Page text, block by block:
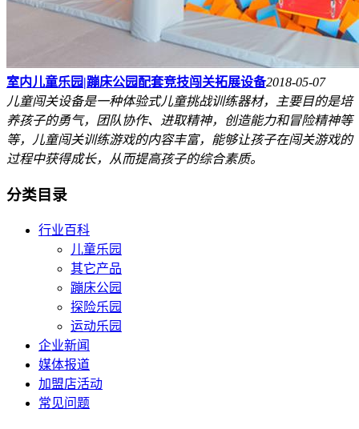
室内儿童乐园|蹦床公园配套竞技闯关拓展设备2018-05-07
儿童闯关设备是一种体验式儿童挑战训练器材，主要目的是培
养孩子的勇气，团队协作、进取精神，创造能力和冒险精神等
等，儿童闯关训练游戏的内容丰富，能够让孩子在闯关游戏的
过程中获得成长，从而提高孩子的综合素质。
分类目录
行业百科
儿童乐园
其它产品
蹦床公园
探险乐园
运动乐园
企业新闻
媒体报道
加盟店活动
常见问题